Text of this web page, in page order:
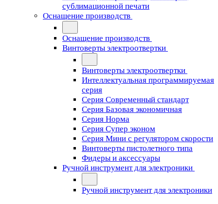
сублимационной печати
Оснащение производств
Оснащение производств
Винтоверты электроотвертки
Винтоверты электроотвертки
Интеллектуальная программируемая
серия
Серия Современный стандарт
Серия Базовая экономичная
Серия Норма
Серия Cупер эконом
Серия Мини с регулятором скорости
Винтоверты пистолетного типа
Фидеры и аксессуары
Ручной инструмент для электроники
Ручной инструмент для электроники